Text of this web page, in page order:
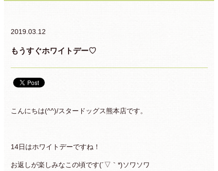
2019.03.12
もうすぐホワイトデー♡
こんにちは(^^)/スタードッグス熊本店です。
14日はホワイトデーですね！
お返しが楽しみなこの頃です(´▽｀*)ソワソワ